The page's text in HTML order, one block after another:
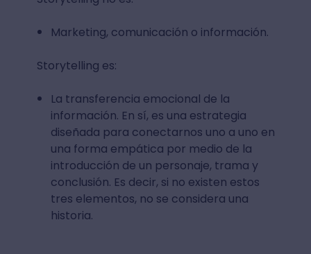
Marketing, comunicación o información.
Storytelling es:
La transferencia emocional de la
información. En sí, es una estrategia
diseñada para conectarnos uno a uno en
una forma empática por medio de la
introducción de un personaje, trama y
conclusión. Es decir, si no existen estos
tres elementos, no se considera una
historia.